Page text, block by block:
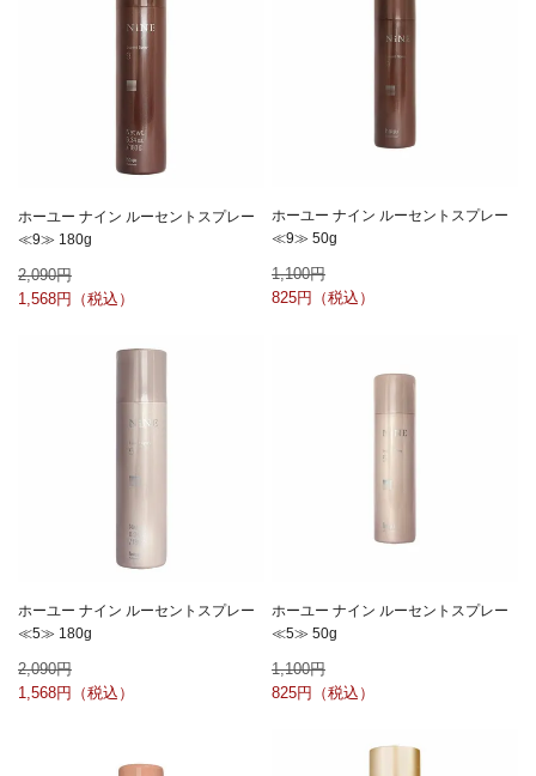
ホーユー ナイン ルーセントスプレー
≪9≫ 180g
2,090
1,568
ホーユー ナイン ルーセントスプレー
≪9≫ 50g
1,100
825
ホーユー ナイン ルーセントスプレー
≪5≫ 180g
2,090
1,568
ホーユー ナイン ルーセントスプレー
≪5≫ 50g
1,100
825